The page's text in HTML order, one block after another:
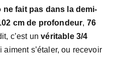
ne fait pas dans la demi-
cm de profondeur, 76
c’est unvéritable 3/4
s’étaler, ou recevoir